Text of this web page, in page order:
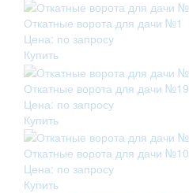
Откатные ворота для дачи №1
Цена: по запросу
Купить
Откатные ворота для дачи №19
Цена: по запросу
Купить
Откатные ворота для дачи №10
Цена: по запросу
Купить